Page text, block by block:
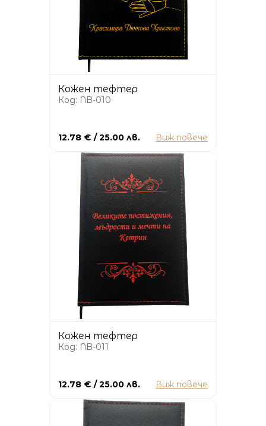
Кожен тефтер
Код: NB-010
12.78 € / 25.00 лв. Виж повече
Кожен тефтер
Код: NB-011
12.78 € / 25.00 лв. Виж повече